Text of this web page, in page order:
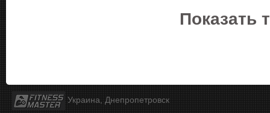
Показать
Украина, Днепропетровск